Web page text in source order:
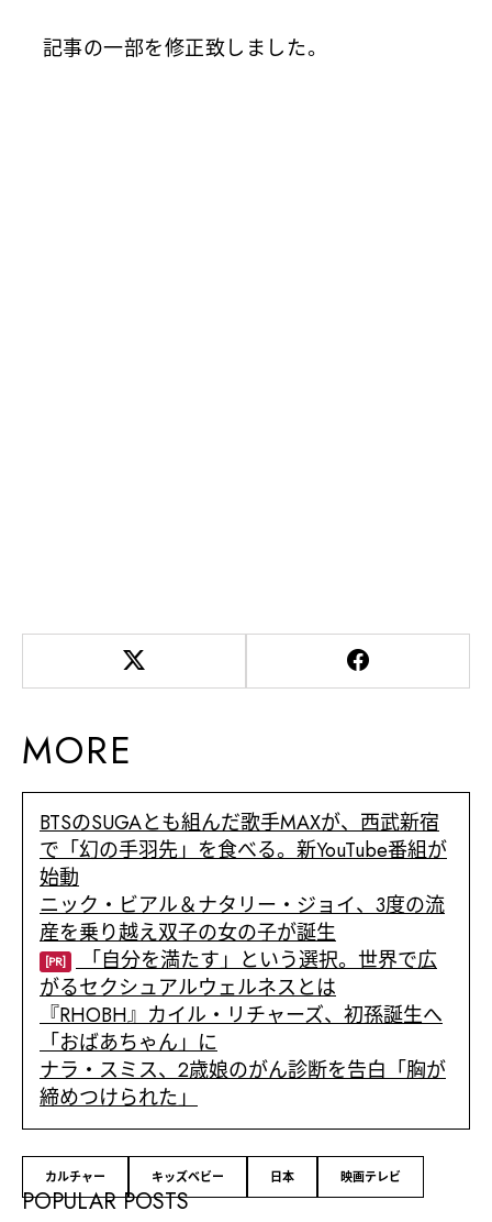
記事の一部を修正致しました。
MORE
BTSのSUGAとも組んだ歌手MAXが、西武新宿
で「幻の手羽先」を食べる。新YouTube番組が
始動
ニック・ビアル＆ナタリー・ジョイ、3度の流
産を乗り越え双子の女の子が誕生
[PR]
「自分を満たす」という選択。世界で広
がるセクシュアルウェルネスとは
『RHOBH』カイル・リチャーズ、初孫誕生へ
「おばあちゃん」に
ナラ・スミス、2歳娘のがん診断を告白「胸が
締めつけられた」
カルチャー キッズベビー 日本 映画テレビ
POPULAR POSTS